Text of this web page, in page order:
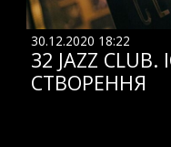
30.12.2020 18:22
32 JAZZ CLUB.
СТВОРЕННЯ